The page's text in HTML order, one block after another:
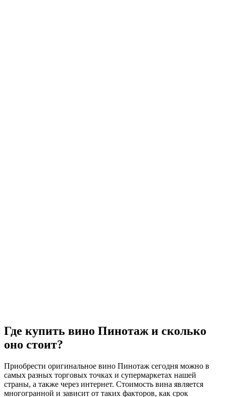
Где купить вино Пинотаж и сколько
оно стоит?
Приобрести оригинальное вино Пинотаж сегодня можно в
самых разных торговых точках и супермаркетах нашей
страны, а также через интернет. Стоимость вина является
многогранной и зависит от таких факторов, как срок